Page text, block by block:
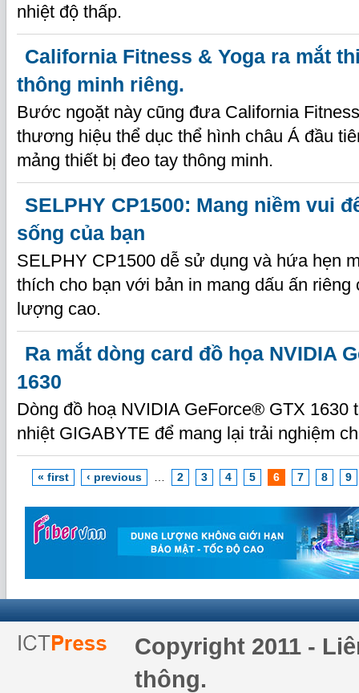
nhiệt độ thấp.
California Fitness & Yoga ra mắt
thông minh riêng.
Bước ngoặt này cũng đưa California
thương hiệu thể dục thể hình châu Á đầu
mảng thiết bị đeo tay thông minh.
SELPHY CP1500: Mang niềm vui
sống của bạn
SELPHY CP1500 dễ sử dụng và hứa hẹn
thích cho bạn với bản in mang dấu ấn riêng
lượng cao.
Ra mắt dòng card đồ họa NVIDIA
1630
Dòng đồ hoạ NVIDIA GeForce® GTX 1630
nhiệt GIGABYTE để mang lại trải nghiệm
« first ‹ previous 2 3 4 5 6 7 8 9
Copyright 2011 -
thông.